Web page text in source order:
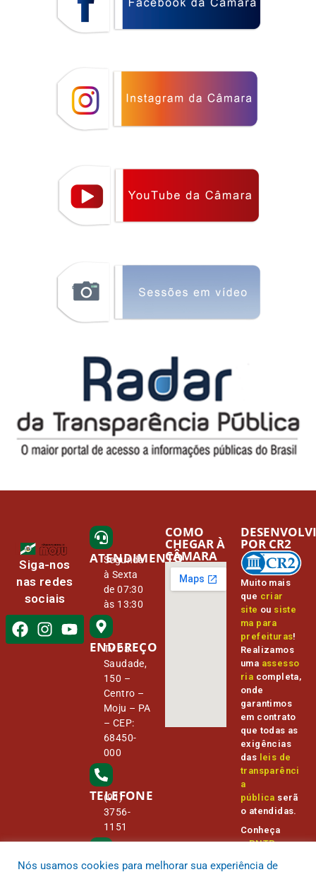
Siga-nos
nas redes
sociais
ATENDIMENTO
Segunda
à Sexta
de 07:30
às 13:30
ENDEREÇO
Tv Da
Saudade,
150 –
Centro –
Moju – PA
– CEP:
68450-
000
TELEFONE
(91)
3756-
1151
COMO
CHEGAR À
CÂMARA
Muito mais
que criar
site ou siste
ma para
prefeituras!
Realizamos
uma assesso
ria completa,
onde
garantimos
em contrato
que todas as
exigências
das leis de
transparênci
a
pública serã
o atendidas.
Conheça
oPNTPe
POR CR2
Nós usamos cookies para melhorar sua experiência de